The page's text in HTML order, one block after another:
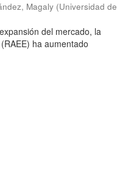
Magaly (Universidad de
del mercado, la
ha aumentado